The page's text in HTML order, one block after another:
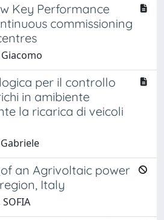
Key Performance
commissioning
per il controllo
in amibiente
la ricarica di veicoli
an Agrivoltaic power
Italy